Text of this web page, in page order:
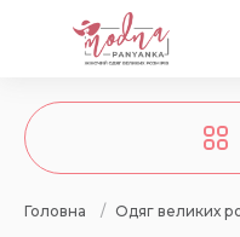
Головна / Одяг великих